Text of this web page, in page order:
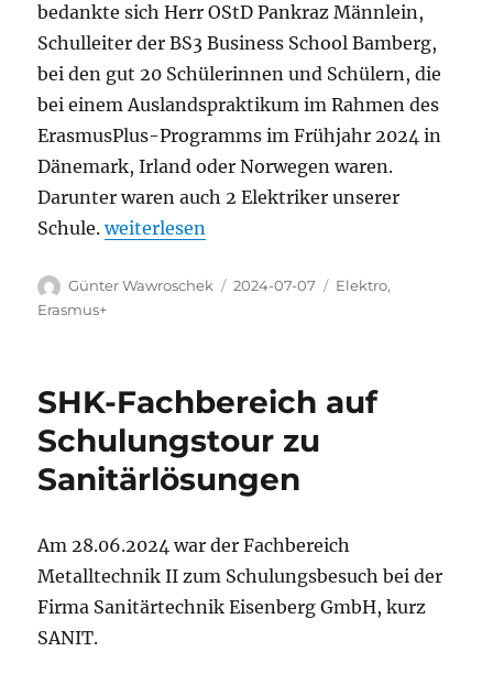
bedankte sich Herr OStD Pankraz Männlein,
Schulleiter der BS3 Business School Bamberg,
bei den gut 20 Schülerinnen und Schülern, die
bei einem Auslandspraktikum im Rahmen des
ErasmusPlus-Programms im Frühjahr 2024 in
Dänemark, Irland oder Norwegen waren.
Darunter waren auch 2 Elektriker unserer
Schule.„Elektriker als Botschafter in Norwegen“
weiterlesen
Autor
Günter Wawroschek
Veröffentlicht
2024-07-07 Kategorien
Elektro,
Erasmus+
SHK-Fachbereich auf
Schulungstour zu
Sanitärlösungen
Am 28.06.2024 war der Fachbereich
Metalltechnik II zum Schulungsbesuch bei der
Firma Sanitärtechnik Eisenberg GmbH, kurz
SANIT.